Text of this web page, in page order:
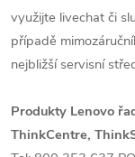
využijte livechat či
případě
nejbližší servisní
Produkty Lenovo
ThinkCentre,